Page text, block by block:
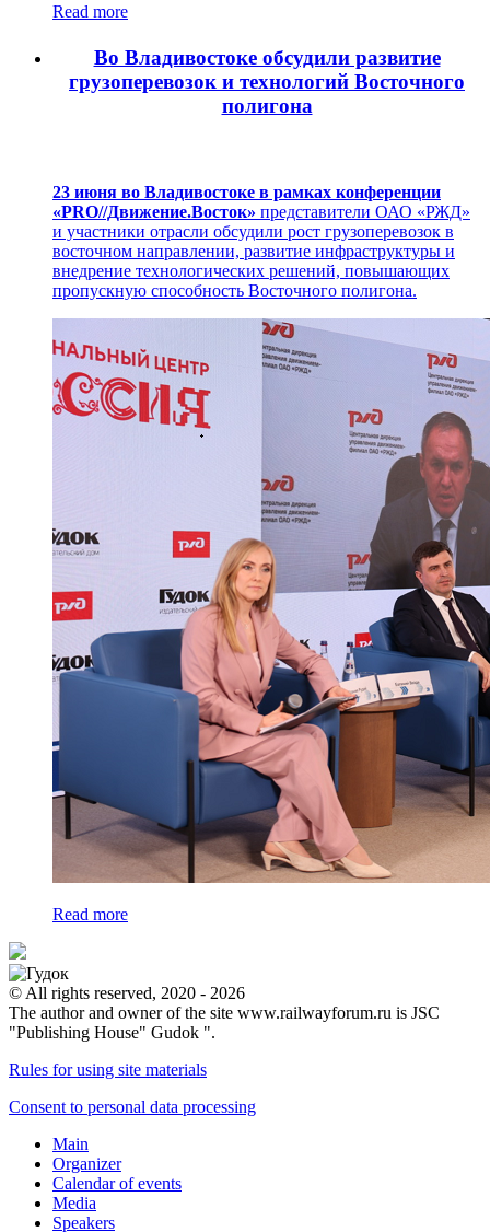
Read more
Во Владивостоке обсудили развитие
грузоперевозок и технологий Восточного
полигона
23 июня во Владивостоке в рамках конференции
«PRO//Движение.Восток» представители ОАО «РЖД»
и участники отрасли обсудили рост грузоперевозок в
восточном направлении, развитие инфраструктуры и
внедрение технологических решений, повышающих
пропускную способность Восточного полигона.
Read more
© All rights reserved, 2020 - 2026
The author and owner of the site www.railwayforum.ru is JSC
"Publishing House" Gudok ".
Rules for using site materials
Consent to personal data processing
Main
Organizer
Calendar of events
Media
Speakers